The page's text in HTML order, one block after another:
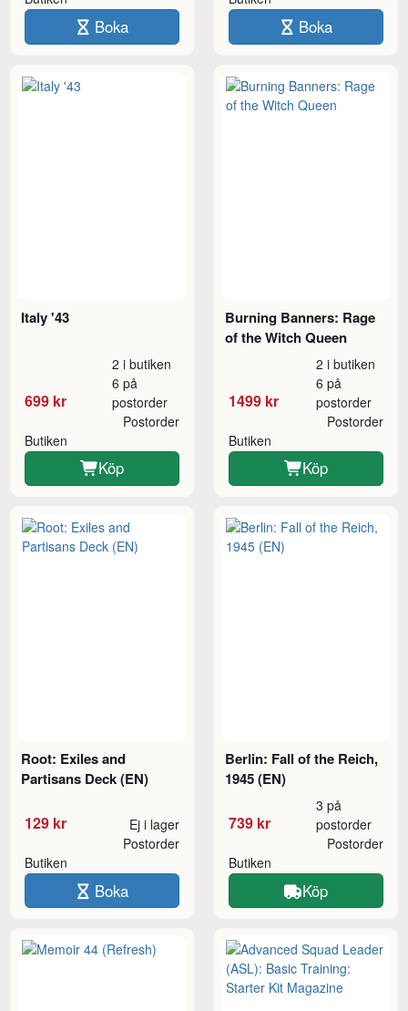
Boka Boka
Italy '43
699 kr
2 i butiken
6 på
postorder
Butiken
Postorder
Köp
Burning Banners: Rage
of the Witch Queen
1499 kr
2 i butiken
6 på
postorder
Butiken
Postorder
Köp
Root: Exiles and
Partisans Deck (EN)
129 kr Ej i lager
Butiken
Postorder
Boka
Berlin: Fall of the Reich,
1945 (EN)
739 kr
3 på
postorder
Butiken
Postorder
Köp